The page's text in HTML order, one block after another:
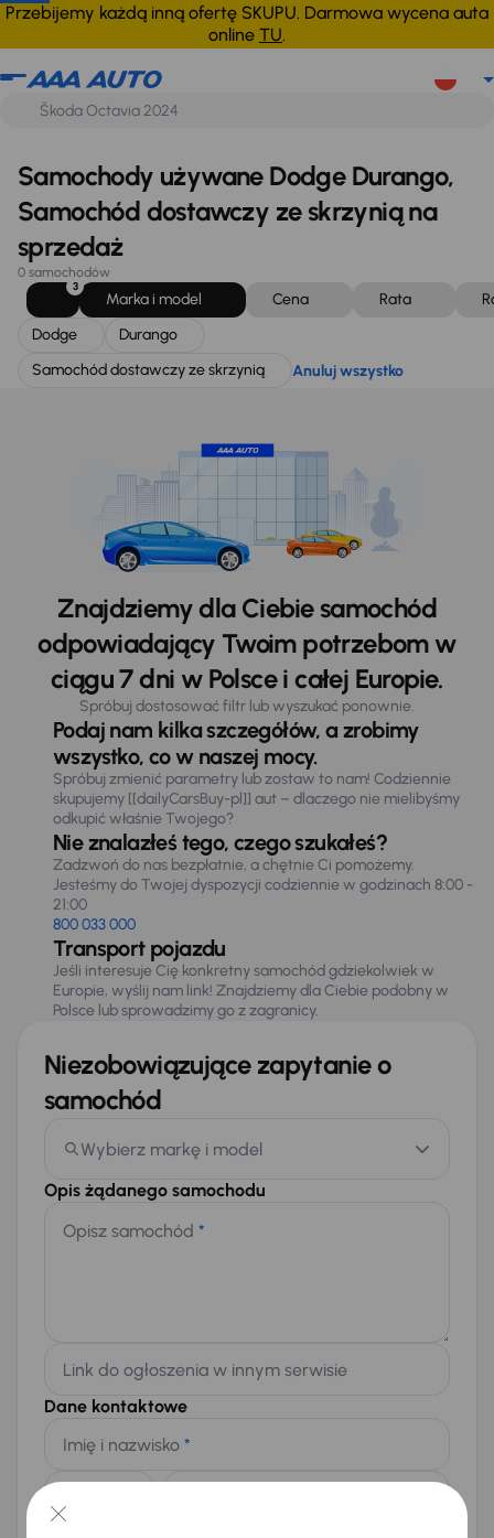
Przebijemy każdą inną ofertę SKUPU. Darmowa wycena auta
online TU.
Dodge Durango Samochód dostawczy ze skrzyniąAnuluj wszystko
Samochody używane Dodge Durango,
Samochód dostawczy ze skrzynią na
sprzedaż
0 samochodów
3
Marka i model Cena Rata
Dodge
Durango
Samochód dostawczy ze skrzynią
Anuluj wszystko
Znajdziemy dla Ciebie samochód
odpowiadający Twoim potrzebom w
ciągu 7 dni w Polsce i całej Europie.
Spróbuj dostosować filtr lub wyszukać ponownie.
Podaj nam kilka szczegółów, a zrobimy
wszystko, co w naszej mocy.
Spróbuj zmienić parametry lub zostaw to nam! Codziennie
skupujemy [[dailyCarsBuy-pl]] aut – dlaczego nie mielibyśmy
odkupić właśnie Twojego?
Nie znalazłeś tego, czego szukałeś?
Zadzwoń do nas bezpłatnie, a chętnie Ci pomożemy.
Jesteśmy do Twojej dyspozycji codziennie w godzinach 8:00 -
21:00
800 033 000
Transport pojazdu
Jeśli interesuje Cię konkretny samochód gdziekolwiek w
Europie, wyślij nam link! Znajdziemy dla Ciebie podobny w
Polsce lub sprowadzimy go z zagranicy.
Niezobowiązujące zapytanie o
samochód
Wybierz markę i model
Opis żądanego samochodu
Opisz samochód *
Link do ogłoszenia w innym serwisie
Dane kontaktowe
Imię i nazwisko *